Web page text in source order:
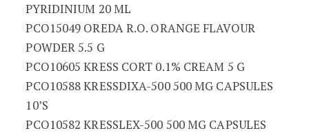
PYRIDINIUM 20 ML
PCO15049 OREDA R.O. ORANGE FLAVOUR
POWDER 5.5 G
PCO10605 KRESS CORT 0.1% CREAM 5 G
PCO10588 KRESSDIXA-500 500 MG CAPSULES
10’S
PCO10582 KRESSLEX-500 500 MG CAPSULES